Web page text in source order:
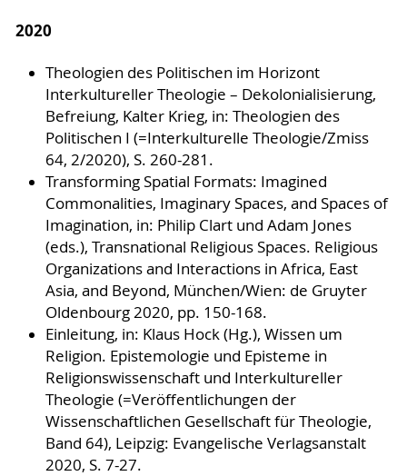
2020
Theologien des Politischen im Horizont
Interkultureller Theologie – Dekolonialisierung,
Befreiung, Kalter Krieg, in: Theologien des
Politischen I (=Interkulturelle Theologie/Zmiss
64, 2/2020), S. 260-281.
Transforming Spatial Formats: Imagined
Commonalities, Imaginary Spaces, and Spaces of
Imagination, in: Philip Clart und Adam Jones
(eds.), Transnational Religious Spaces. Religious
Organizations and Interactions in Africa, East
Asia, and Beyond, München/Wien: de Gruyter
Oldenbourg 2020, pp. 150-168.
Einleitung, in: Klaus Hock (Hg.), Wissen um
Religion. Epistemologie und Episteme in
Religionswissenschaft und Interkultureller
Theologie (=Veröffentlichungen der
Wissenschaftlichen Gesellschaft für Theologie,
Band 64), Leipzig: Evangelische Verlagsanstalt
2020, S. 7-27.